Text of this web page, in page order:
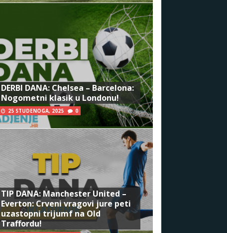
DERBI DANA: Chelsea – Barcelona:
Nogometni klasik u Londonu!
25 STUDENOGA, 2025 0
TIP DANA: Manchester United –
Everton: Crveni vragovi jure peti
uzastopni trijumf na Old
Traffordu!